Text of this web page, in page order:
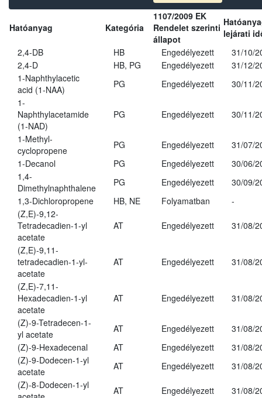
Hatóanyag Kategória
1107/2009 EK
Rendelet szerinti
állapot
lejárati
2,4-DB
HB Engedélyezett
31/10/
2,4-D
HB, PG Engedélyezett
31/12/
1-Naphthylacetic
acid (1-NAA)
PG Engedélyezett
30/11/
1-
Naphthylacetamide
(1-NAD)
PG Engedélyezett 30/11/
1-Methyl-
cyclopropene
PG Engedélyezett
31/07/
1-Decanol
PG Engedélyezett
30/06/
1,4-
Dimethylnaphthalene
PG Engedélyezett
30/09/
1,3-Dichloropropene
HB, NE Folyamatban
-
(Z,E)-9,12-
Tetradecadien-1-yl
acetate
AT Engedélyezett 31/08/
(Z,E)-9,11-
tetradecadien-1-yl-
acetate
AT Engedélyezett 31/08/
(Z,E)-7,11-
Hexadecadien-1-yl
acetate
AT Engedélyezett 31/08/
(Z)-9-Tetradecen-1-
yl acetate
AT Engedélyezett
31/08/
(Z)-9-Hexadecenal
AT Engedélyezett
31/08/
(Z)-9-Dodecen-1-yl
acetate
AT Engedélyezett
31/08/
(Z)-8-Dodecen-1-yl
AT Engedélyezett
31/08/